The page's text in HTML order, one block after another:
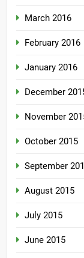
March 2016
February 2016
January 2016
December
November
October 2015
September
August 2015
July 2015
June 2015